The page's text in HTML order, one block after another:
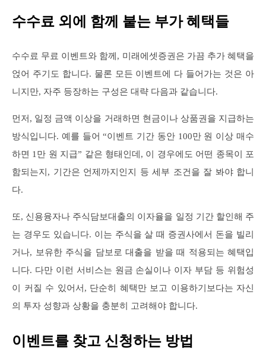
수수료 외에 함께 붙는 부가 혜택들
수수료 무료 이벤트와 함께, 미래에셋증권은 가끔 추가 혜택을
얹어 주기도 합니다. 물론 모든 이벤트에 다 들어가는 것은 아
니지만, 자주 등장하는 구성은 대략 다음과 같습니다.
먼저, 일정 금액 이상을 거래하면 현금이나 상품권을 지급하는
방식입니다. 예를 들어 “이벤트 기간 동안 100만 원 이상 매수
하면 1만 원 지급” 같은 형태인데, 이 경우에도 어떤 종목이 포
함되는지, 기간은 언제까지인지 등 세부 조건을 잘 봐야 합니
다.
또, 신용융자나 주식담보대출의 이자율을 일정 기간 할인해 주
는 경우도 있습니다. 이는 주식을 살 때 증권사에서 돈을 빌리
거나, 보유한 주식을 담보로 대출을 받을 때 적용되는 혜택입
니다. 다만 이런 서비스는 원금 손실이나 이자 부담 등 위험성
이 커질 수 있어서, 단순히 혜택만 보고 이용하기보다는 자신
의 투자 성향과 상황을 충분히 고려해야 합니다.
이벤트를 찾고 신청하는 방법